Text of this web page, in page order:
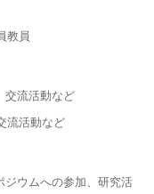
教員
交流活動など
流活動など
ジウムへの参加、研究活